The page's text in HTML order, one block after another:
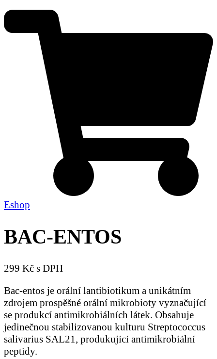
Eshop
BAC-ENTOS
299 Kč s DPH
Bac-entos je orální lantibiotikum a unikátním
zdrojem prospěšné orální mikrobioty vyznačující
se produkcí antimikrobiálních látek. Obsahuje
jedinečnou stabilizovanou kulturu Streptococcus
salivarius SAL21, produkující antimikrobiální
peptidy.